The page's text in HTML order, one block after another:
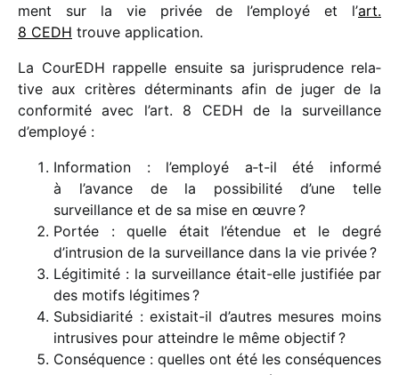
ment sur la vie privée de l’employé et l’art.
8 CEDH trouve application.
La CourEDH rappelle ensuite sa juris­pru­dence rela­
tive aux critères déter­mi­nants afin de juger de la
confor­mité avec l’art. 8 CEDH de la surveillance
d’employé :
Information : l’employé a‑t-il été informé
à l’avance de la possi­bi­lité d’une telle
surveillance et de sa mise en œuvre ?
Portée : quelle était l’étendue et le degré
d’intrusion de la surveillance dans la vie privée ?
Légitimité : la surveillance était-elle justi­fiée par
des motifs légitimes ?
Subsidiarité : exis­tait-il d’autres mesures moins
intru­sives pour atteindre le même objectif ?
Conséquence : quelles ont été les consé­quences